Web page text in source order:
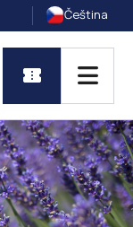
Čeština